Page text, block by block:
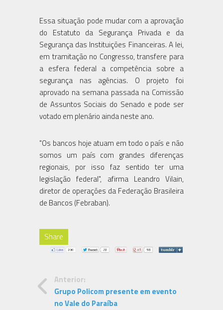
Essa situação pode mudar com a aprovação
do Estatuto da Segurança Privada e da
Segurança das Instituições Financeiras. A lei,
em tramitação no Congresso, transfere para
a esfera federal a competência sobre a
segurança nas agências. O projeto foi
aprovado na semana passada na Comissão
de Assuntos Sociais do Senado e pode ser
votado em plenário ainda neste ano.
"Os bancos hoje atuam em todo o país e não
somos um país com grandes diferenças
regionais, por isso faz sentido ter uma
legislação federal", afirma Leandro Vilain,
diretor de operações da Federação Brasileira
de Bancos (Febraban).
Share
Anterior:
Grupo Policom presente em evento
no Vale do Paraíba